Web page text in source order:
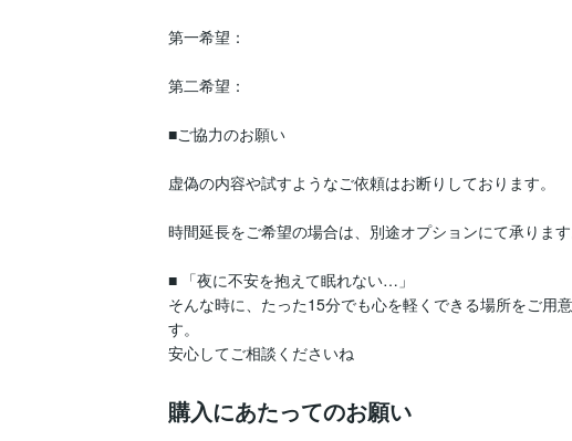
第一希望：
第二希望：
■ご協力のお願い
虚偽の内容や試すようなご依頼はお断りしております。
時間延長をご希望の場合は、別途オプションにて承ります
■ 「夜に不安を抱えて眠れない…」
そんな時に、たった15分でも心を軽くできる場所をご用
す。
安心してご相談くださいね
購入にあたってのお願い